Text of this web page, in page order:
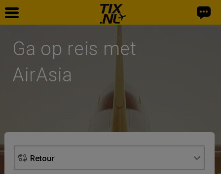
Vliegtickets
Ga op reis met
AirAsia
Retour